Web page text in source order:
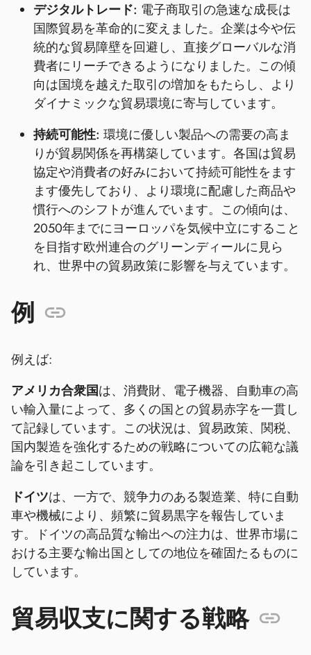
デジタルトレード: 電子商取引の急速な成長は
国際貿易を革命的に変えました。企業は今や伝
統的な貿易障壁を回避し、直接グローバルな消
費者にリーチできるようになりました。この傾
向は国境を越えた取引の増加をもたらし、より
ダイナミックな貿易環境に寄与しています。
持続可能性: 環境に優しい製品への需要の高ま
りが貿易関係を再構築しています。各国は貿易
協定や消費者の好みにおいて持続可能性をます
ます優先しており、より環境に配慮した商品や
慣行へのシフトが進んでいます。この傾向は、
2050年までにヨーロッパを気候中立にすること
を目指す欧州連合のグリーンディールに見ら
れ、世界中の貿易政策に影響を与えています。
例
例えば:
アメリカ合衆国は、消費財、電子機器、自動車の高
い輸入量によって、多くの国との貿易赤字を一貫し
て記録しています。この状況は、貿易政策、関税、
国内製造を強化するための戦略についての広範な議
論を引き起こしています。
ドイツは、一方で、競争力のある製造業、特に自動
車や機械により、頻繁に貿易黒字を報告していま
す。ドイツの高品質な輸出への注力は、世界市場に
おける主要な輸出国としての地位を確固たるものに
しています。
貿易収支に関する戦略